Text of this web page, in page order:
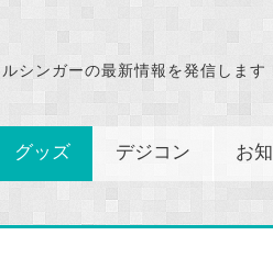
シンガーの最新情報を発信します
グッズ デジコン お